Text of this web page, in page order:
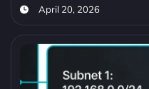
April 20, 2026